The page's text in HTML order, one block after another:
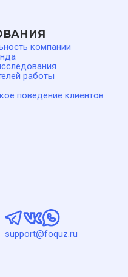
адрес:
д. 4, офис 6,
эл. почта: